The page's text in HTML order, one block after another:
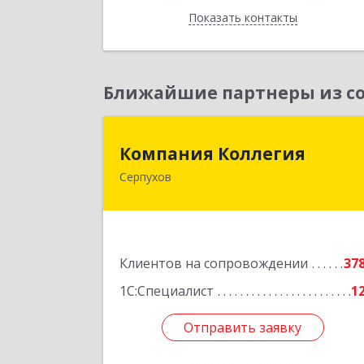
Показать контакты
Назад
Ближайшие партнеры из
Компания Коллегия
Серпухов
Клиентов на сопровождении
1С:Специалист
Отправить заявку
142211, Московская обл, Серпухов г,
Отправить заявку